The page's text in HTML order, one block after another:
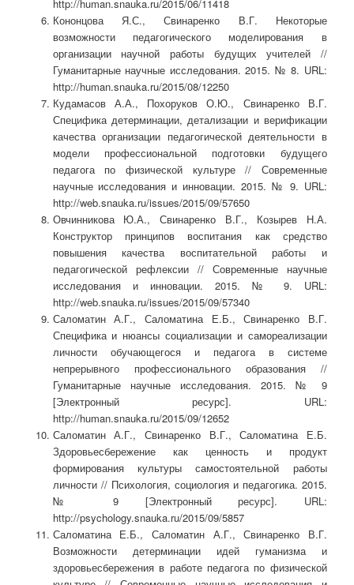
http://human.snauka.ru/2015/06/11418
Кононцова Я.С., Свинаренко В.Г. Некоторые
возможности педагогического моделирования в
организации научной работы будущих учителей //
Гуманитарные научные исследования. 2015. № 8. URL:
http://human.snauka.ru/2015/08/12250
Кудамасов А.А., Похоруков О.Ю., Свинаренко В.Г.
Специфика детерминации, детализации и верификации
качества организации педагогической деятельности в
модели профессиональной подготовки будущего
педагога по физической культуре // Современные
научные исследования и инновации. 2015. № 9. URL:
http://web.snauka.ru/issues/2015/09/57650
Овчинникова Ю.А., Свинаренко В.Г., Козырев Н.А.
Конструктор принципов воспитания как средство
повышения качества воспитательной работы и
педагогической рефлексии // Современные научные
исследования и инновации. 2015. № 9. URL:
http://web.snauka.ru/issues/2015/09/57340
Саломатин А.Г., Саломатина Е.Б., Свинаренко В.Г.
Специфика и нюансы социализации и самореализации
личности обучающегося и педагога в системе
непрерывного профессионального образования //
Гуманитарные научные исследования. 2015. № 9
[Электронный ресурс]. URL:
http://human.snauka.ru/2015/09/12652
Саломатин А.Г., Свинаренко В.Г., Саломатина Е.Б.
Здоровьесбережение как ценность и продукт
формирования культуры самостоятельной работы
личности // Психология, социология и педагогика. 2015.
№ 9 [Электронный ресурс]. URL:
http://psychology.snauka.ru/2015/09/5857
Саломатина Е.Б., Саломатин А.Г., Свинаренко В.Г.
Возможности детерминации идей гуманизма и
здоровьесбережения в работе педагога по физической